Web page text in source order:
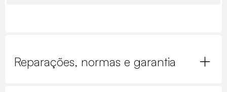
Reparações, normas e garantia